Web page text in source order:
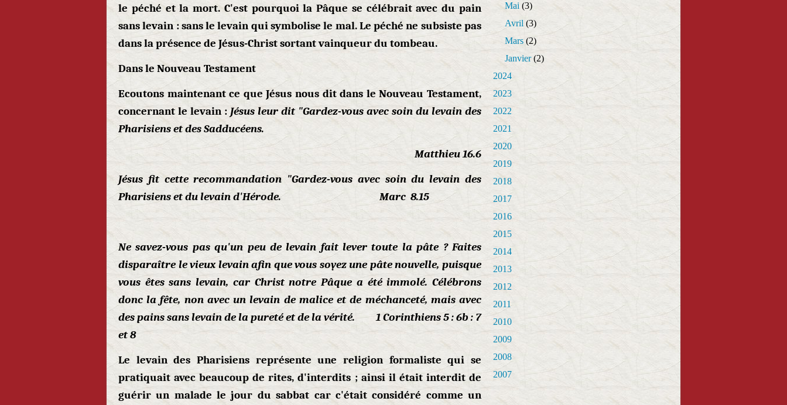
le péché et la mort. C'est pourquoi la Pâque se célébrait avec du pain
sans levain : sans le levain qui symbolise le mal. Le péché ne subsiste pas
dans la présence de Jésus-Christ sortant vainqueur du tombeau.
Dans le Nouveau Testament
Ecoutons maintenant ce que Jésus nous dit dans le Nouveau Testament,
concernant le levain : Jésus leur dit "Gardez-vous avec soin du levain des
Pharisiens et des Sadducéens.
Matthieu 16.6
Jésus fit cette recommandation "Gardez-vous avec soin du levain des
Pharisiens et du levain d'Hérode. Marc 8.15
Ne savez-vous pas qu'un peu de levain fait lever toute la pâte ? Faites
disparaître le vieux levain afin que vous soyez une pâte nouvelle, puisque
vous êtes sans levain, car Christ notre Pâque a été immolé. Célébrons
donc la fête, non avec un levain de malice et de méchanceté, mais avec
des pains sans levain de la pureté et de la vérité. 1 Corinthiens 5 : 6b : 7
et 8
Le levain des Pharisiens représente une religion formaliste qui se
pratiquait avec beaucoup de rites, d'interdits ; ainsi il était interdit de
guérir un malade le jour du sabbat car c'était considéré comme un
Mai (3)
Avril (3)
Mars (2)
Janvier(2)
2024
2023
2022
2021
2020
2019
2018
2017
2016
2015
2014
2013
2012
2011
2010
2009
2008
2007